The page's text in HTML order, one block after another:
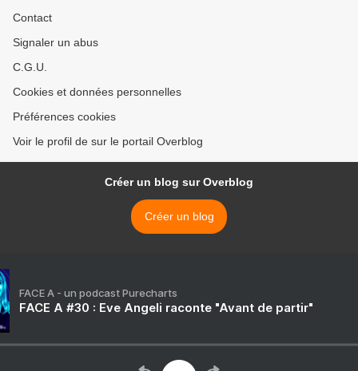
Contact
Signaler un abus
C.G.U.
Cookies et données personnelles
Préférences cookies
Voir le profil de sur le portail Overblog
Créer un blog sur Overblog
Créer un blog
FACE A - un podcast Purecharts
FACE A #30 : Eve Angeli raconte "Avant de partir"